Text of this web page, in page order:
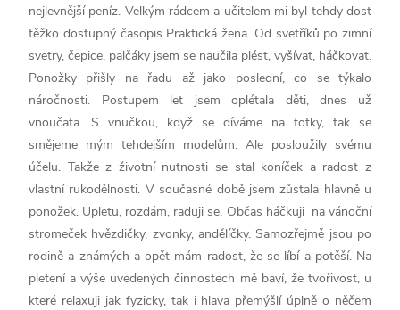
nejlevnější peníz. Velkým rádcem a učitelem mi byl tehdy dost
těžko dostupný časopis Praktická žena. Od svetříků po zimní
svetry, čepice, palčáky jsem se naučila plést, vyšívat, háčkovat.
Ponožky přišly na řadu až jako poslední, co se týkalo
náročnosti. Postupem let jsem oplétala děti, dnes už
vnoučata. S vnučkou, když se díváme na fotky, tak se
smějeme mým tehdejším modelům. Ale posloužily svému
účelu. Takže z životní nutnosti se stal koníček a radost z
vlastní rukodělnosti. V současné době jsem zůstala hlavně u
ponožek. Upletu, rozdám, raduji se. Občas háčkuji na vánoční
stromeček hvězdičky, zvonky, andělíčky. Samozřejmě jsou po
rodině a známých a opět mám radost, že se líbí a potěší. Na
pletení a výše uvedených činnostech mě baví, že tvořivost, u
které relaxuji jak fyzicky, tak i hlava přemýšlí úplně o něčem